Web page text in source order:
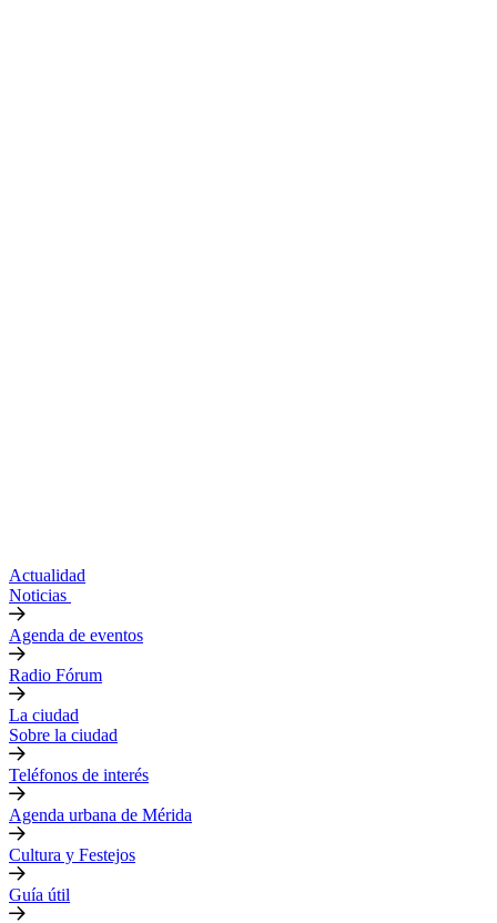
Actualidad
Noticias
Agenda de eventos
Radio Fórum
La ciudad
Sobre la ciudad
Teléfonos de interés
Agenda urbana de Mérida
Cultura y Festejos
Guía útil